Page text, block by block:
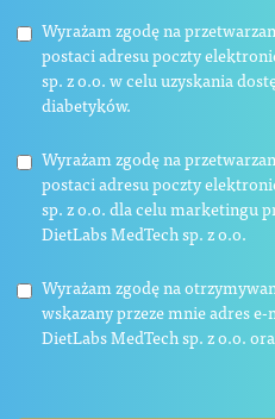
Wyrażam zgodę na
postaci adresu poczty
sp. z o.o. w celu uzyskania
diabetyków.
Wyrażam zgodę na
postaci adresu poczty
sp. z o.o. dla celu marketingu
DietLabs MedTech sp. z o.o.
Wyrażam zgodę na
wskazany przeze mnie adres
DietLabs MedTech sp. z o.o.